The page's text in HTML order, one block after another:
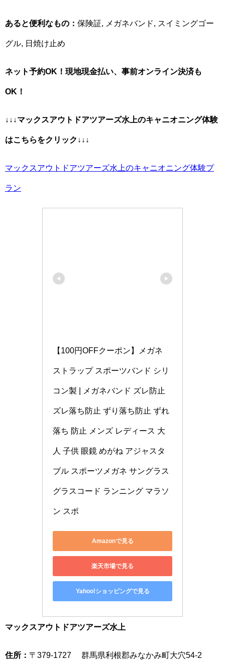
あると便利なもの： 保険証, メガネバンド, スイミングゴー
グル, 日焼け止め
ネット予約OK！現地現金払い、事前オンライン決済も
OK！
↓↓↓マックスアウトドアツアーズ水上のキャニオニング体験
はこちらをクリック↓↓↓
マックスアウトドアツアーズ水上のキャニオニング体験プ
ラン
【100円OFFクーポン】メガネ
ストラップ スポーツバンド シリ
コン製 | メガネバンド ズレ防止
ズレ落ち防止 ずり落ち防止 ずれ
落ち 防止 メンズ レディース 大
人 子供 眼鏡 めがね アジャスタ
ブル スポーツメガネ サングラス
グラスコード ランニング マラソ
ン スポ
Amazonで見る
楽天市場で見る
Yahoo!ショッピングで見る
マックスアウトドアツアーズ水上
住所： 〒379-1727 群馬県利根郡みなかみ町大穴54-2